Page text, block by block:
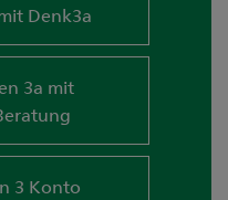
Denk3a
3a mit
3 Konto